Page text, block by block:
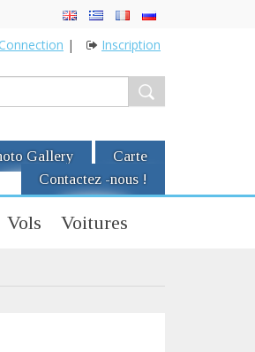
Connection | Inscription
Gallery
Carte
Contactez -nous !
Vols Voitures